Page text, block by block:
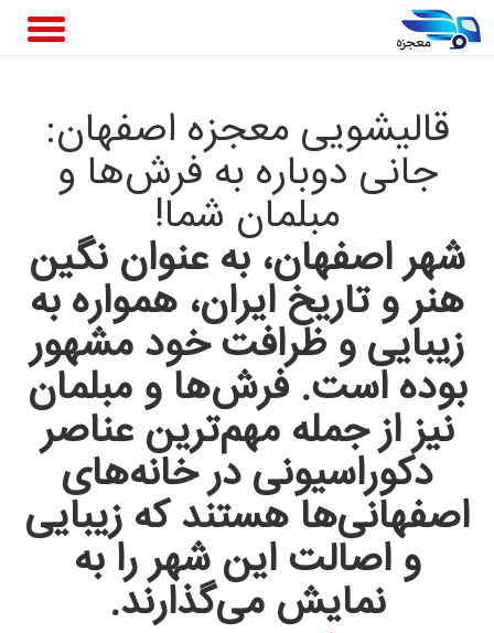
قالیشویی معجزه اصفهان:
جانی دوباره به فرش‌ها و
مبلمان شما!
شهر اصفهان، به عنوان نگین
هنر و تاریخ ایران، همواره به
زیبایی و ظرافت خود مشهور
بوده است. فرش‌ها و مبلمان
نیز از جمله مهم‌ترین عناصر
دکوراسیونی در خانه‌های
اصفهانی‌ها هستند که زیبایی
و اصالت این شهر را به
نمایش می‌گذارند.